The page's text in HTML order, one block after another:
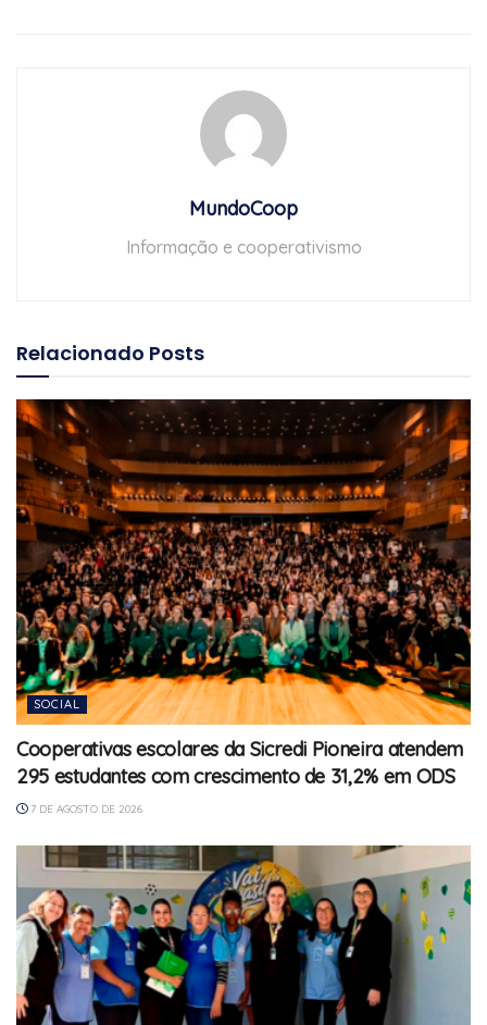
MundoCoop
Informação e cooperativismo
Relacionado Posts
SOCIAL
Cooperativas escolares da Sicredi Pioneira atendem
295 estudantes com crescimento de 31,2% em ODS
7 DE AGOSTO DE 2026